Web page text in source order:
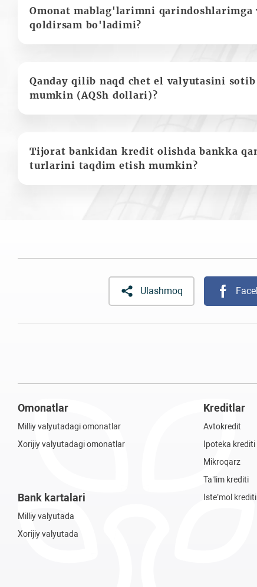
Omonat mablag'larimni
qoldirsam bo'ladimi?
Qanday qilib naqd chet el valyutasini
mumkin (AQSh dollari)?
Tijorat bankidan kredit olishda bankka
turlarini taqdim etish mumkin?
Ulashmoq
Omonatlar
Milliy valyutadagi omonatlar
Xorijiy valyutadagi omonatlar
Bank kartalari
Milliy valyutada
Xorijiy valyutada
Kreditlar
Avtokredit
Ipoteka krediti
Mikroqarz
Ta’lim krediti
Iste’mol krediti